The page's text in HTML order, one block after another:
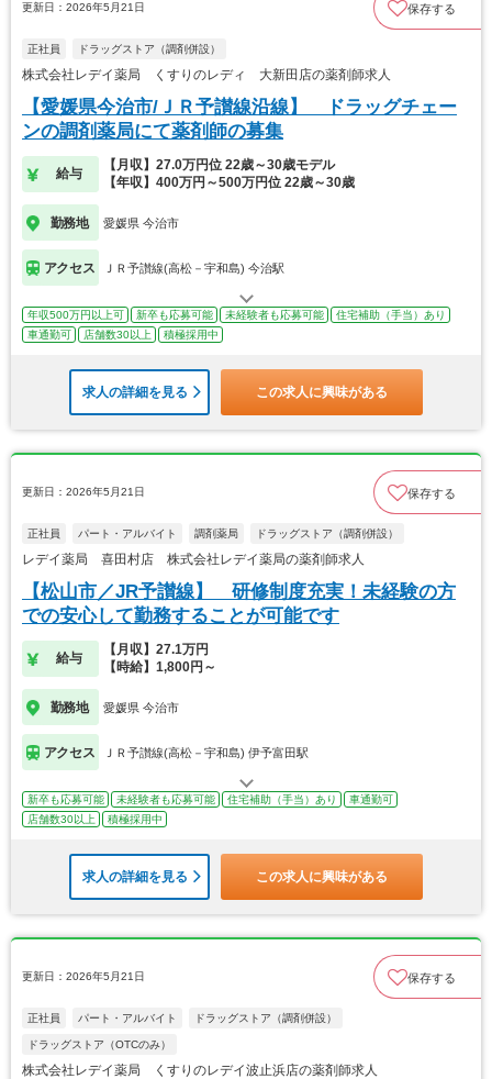
更新日：2026年5月21日 保存する
正社員 ドラッグストア（調剤併設）
株式会社レデイ薬局 くすりのレディ 大新田店の薬剤師求人
【愛媛県今治市/ＪＲ予讃線沿線】 ドラッグチェー
ンの調剤薬局にて薬剤師の募集
給与
【月収】27.0万円位 22歳～30歳モデル
【年収】400万円～500万円位 22歳～30歳
勤務地 愛媛県 今治市
アクセス ＪＲ予讃線(高松－宇和島) 今治駅
年収500万円以上可 新卒も応募可能 未経験者も応募可能
住宅補助（手当）あり
車通勤可
店舗数30以上 積極採用中
求人の詳細を見る この求人に興味がある
更新日：2026年5月21日 保存する
正社員 パート・アルバイト 調剤薬局 ドラッグストア（調剤併設）
レデイ薬局 喜田村店 株式会社レデイ薬局の薬剤師求人
【松山市／JR予讃線】 研修制度充実！未経験の方
での安心して勤務することが可能です
給与
【月収】27.1万円
【時給】1,800円～
勤務地 愛媛県 今治市
アクセス ＪＲ予讃線(高松－宇和島) 伊予富田駅
新卒も応募可能 未経験者も応募可能 住宅補助（手当）あり
車通勤可
店舗数30以上
積極採用中
求人の詳細を見る この求人に興味がある
更新日：2026年5月21日 保存する
正社員 パート・アルバイト ドラッグストア（調剤併設）
ドラッグストア（OTCのみ）
株式会社レデイ薬局 くすりのレデイ波止浜店の薬剤師求人